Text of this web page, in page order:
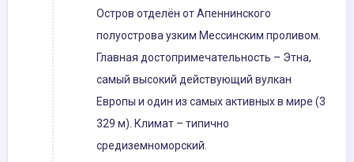
Остров отделён от Апеннинского
полуострова узким Мессинским проливом.
Главная достопримечательность – Этна,
самый высокий действующий вулкан
Европы и один из самых активных в мире (3
329 м). Климат – типично
средиземноморский.